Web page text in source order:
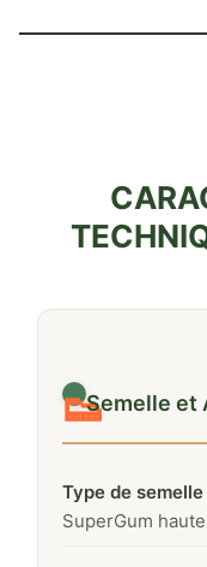
👟Semelle et
Type de semelle
SuperGum